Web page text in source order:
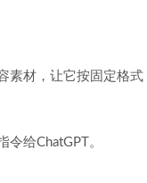
素材，让它按固定格式
给ChatGPT。